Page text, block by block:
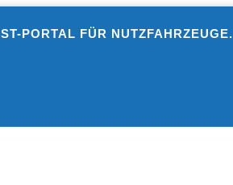
PORTAL FÜR NUTZFAHRZEUGE.